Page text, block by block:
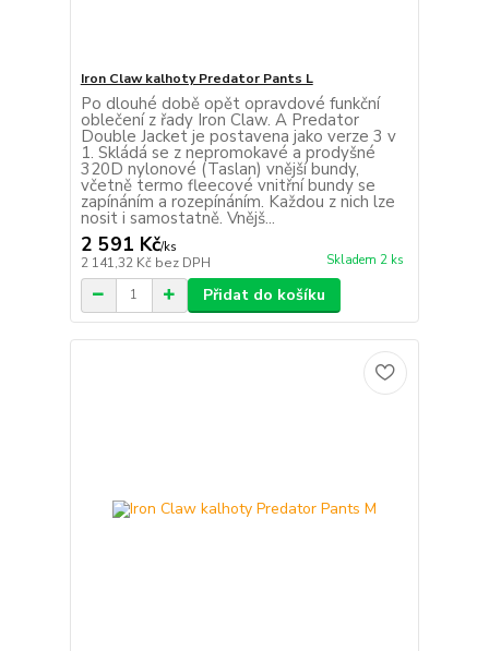
Iron Claw kalhoty Predator Pants L
Po dlouhé době opět opravdové funkční
oblečení z řady Iron Claw. A Predator
Double Jacket je postavena jako verze 3 v
1. Skládá se z nepromokavé a prodyšné
320D nylonové (Taslan) vnější bundy,
včetně termo fleecové vnitřní bundy se
zapínáním a rozepínáním. Každou z nich lze
nosit i samostatně. Vnějš...
2 591 Kč/ks
2 141,32 Kč bez DPH Skladem 2 ks
Přidat do košíku